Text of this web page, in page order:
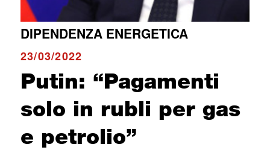
DIPENDENZA ENERGETICA
23/03/2022
Putin: “Pagamenti
solo in rubli per gas
e petrolio”